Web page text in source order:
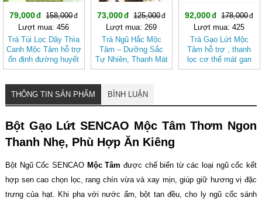
79,000
158,000
Lượt mua: 456
Trà Túi Lọc Dây Thìa
Canh Mộc Tâm hỗ trợ
ổn định đường huyết
73,000
125,000
Lượt mua: 269
Trà Ngũ Hắc Mộc
Tâm – Dưỡng Sắc
Tự Nhiên, Thanh Mát
Dịu Nhẹ (hộp 20 túi
92,000
178,000
Lượt mua: 425
Trà Gạo Lứt Mộc
Tâm hỗ trợ , thanh
lọc cơ thể mát gan
THÔNG TIN SẢN PHẨM BÌNH LUẬN
Bột Gạo Lứt SENCAO Mộc Tâm Thơm Ngon
Thanh Nhẹ, Phù Hợp Ăn Kiêng
Bột Ngũ Cốc SENCAO Mộc Tâm được chế biến từ các loại ngũ cốc kết
hợp sen cao chọn lọc, rang chín vừa và xay mịn, giúp giữ hương vị đặc
trưng của hạt. Khi pha với nước ấm, bột tan đều, cho ly ngũ cốc sánh